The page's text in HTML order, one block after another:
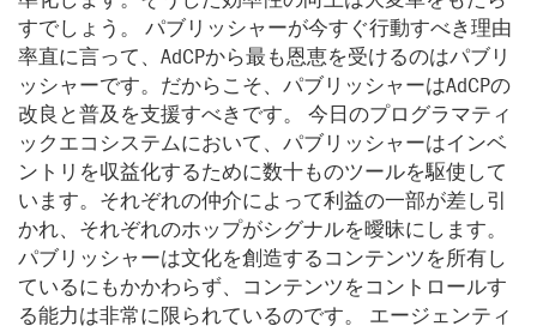
すでしょう。 パブリッシャーが今すぐ行動すべき理由
率直に言って、AdCPから最も恩恵を受けるのはパブリ
ッシャーです。だからこそ、パブリッシャーはAdCPの
改良と普及を支援すべきです。 今日のプログラマティ
ックエコシステムにおいて、パブリッシャーはインベ
ントリを収益化するために数十ものツールを駆使して
います。それぞれの仲介によって利益の一部が差し引
かれ、それぞれのホップがシグナルを曖昧にします。
パブリッシャーは文化を創造するコンテンツを所有し
ているにもかかわらず、コンテンツをコントロールす
る能力は非常に限られているのです。 エージェンティ